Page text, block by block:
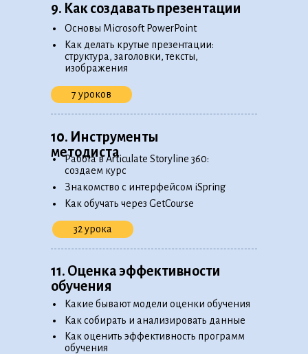
9. Как создавать презентации
Основы Microsoft PowerPoint
•
Как делать крутые презентации:
структура, заголовки, тексты,
изображения
•
10. Инструменты
методиста
Работа в Articulate Storyline 360:
создаем курс
•
Знакомство с интерфейсом iSpring
•
7 уроков
32 урока
11. Оценка эффективности
обучения
Какие бывают модели оценки обучения
•
Как собирать и анализировать данные
•
Как оценить эффективность программ
обучения
•
Как обучать через GetCourse
•